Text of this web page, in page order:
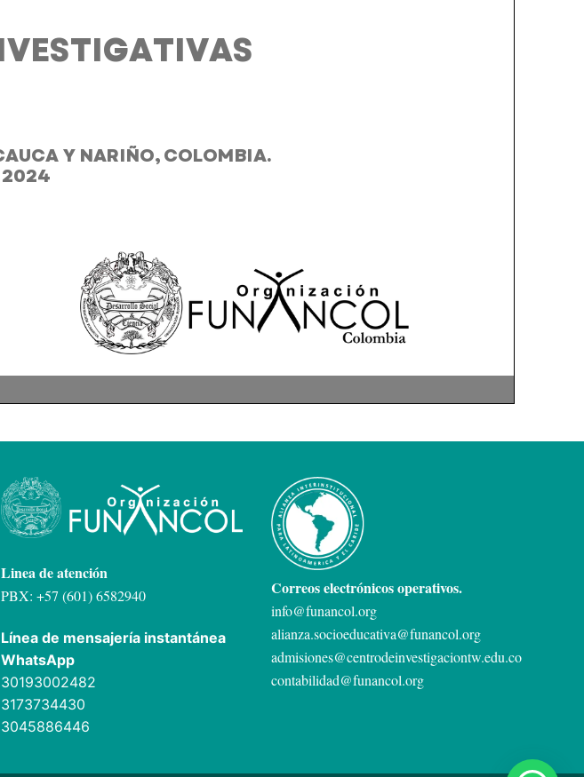
Linea de atención
PBX: +57 (601) 6582940
Línea de mensajería instantánea
WhatsApp
30193002482
3173734430
3045886446
Correos electrónicos operativos.
info@funancol.org
alianza.socioeducativa@funancol.org
admisiones@centrodeinvestigaciontw.edu.co
contabilidad@funancol.org